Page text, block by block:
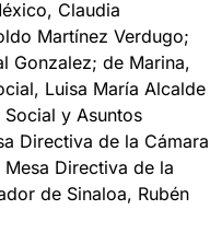
Claudia
Martínez Verdugo;
Gonzalez; de Marina,
Luisa María Alcalde
y Asuntos
Directiva de la Cámara
Directiva de la
de Sinaloa, Rubén